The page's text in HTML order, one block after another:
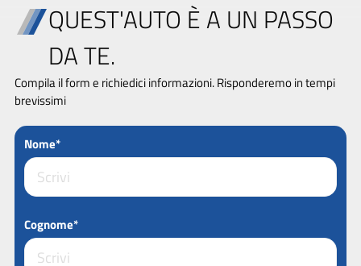
QUEST'AUTO È A UN PASSO
DA TE.
Compila il form e richiedici informazioni. Risponderemo in tempi
brevissimi
Nome*
Cognome*